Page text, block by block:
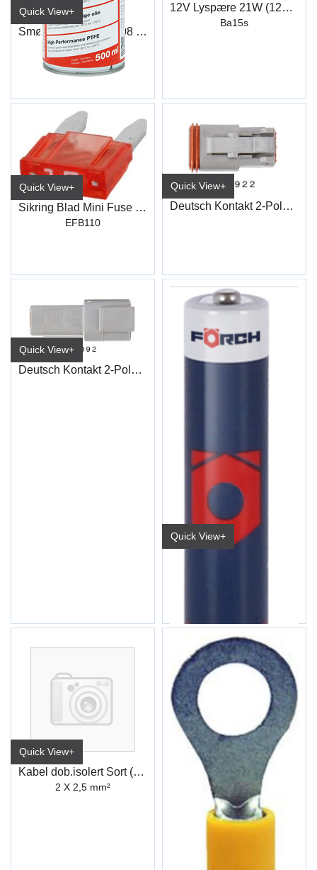
Quick View+
Smøreolje PTFE S408 m/Teflon
6526 5575
12V Lyspære 21W (12498)
Ba15s
Quick View+
Sikring Blad Mini Fuse 10Amp (50 stk)
EFB110
Quick View+
Deutsch Kontakt 2-Polet Stikk Han
Quick View+
Deutsch Kontakt 2-Polet Stikk Hun
Quick View+
Quick View+
Kabel dob.isolert Sort (50M)
2 X 2,5 mm²